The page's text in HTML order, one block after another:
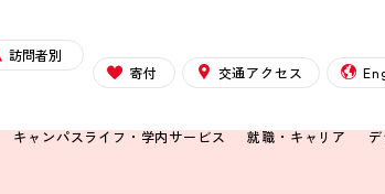
訪問者別
寄付
交通アクセス
キャンパスライフ・学内サービス 就職・キャリア